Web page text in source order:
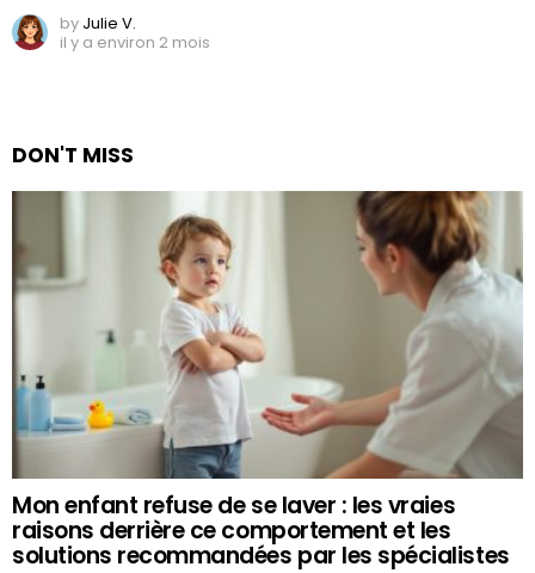
by Julie V.
il y a environ 2 mois
DON'T MISS
Mon enfant refuse de se laver : les vraies
raisons derrière ce comportement et les
solutions recommandées par les spécialistes